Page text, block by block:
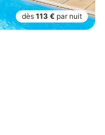
dès 113 € par nuit